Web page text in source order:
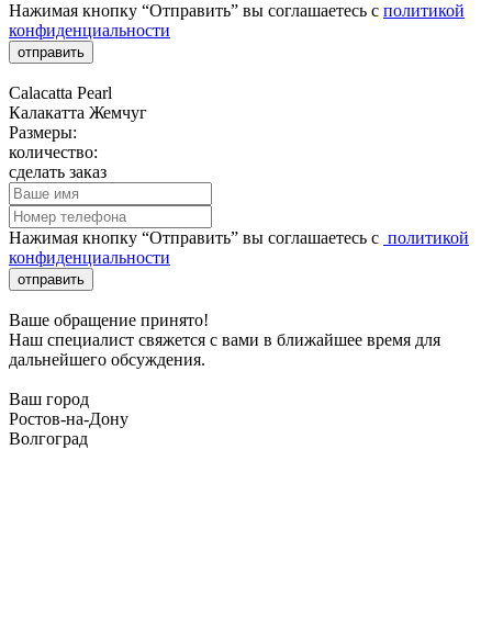
Нажимая кнопку “Отправить” вы соглашаетесь с политикой
конфиденциальности
отправить
Calacatta Pearl
Калакатта Жемчуг
Размеры:
количество:
сделать заказ
Нажимая кнопку “Отправить” вы соглашаетесь с политикой
конфиденциальности
отправить
Ваше обращение принято!
Наш специалист свяжется с вами в ближайшее время для
дальнейшего обсуждения.
Ваш город
Ростов-на-Дону
Волгоград